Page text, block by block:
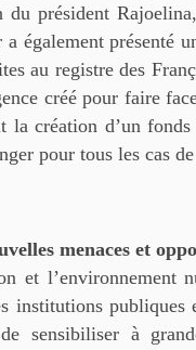
du président
a également présenté
au registre des
créé pour faire
la création d’un
pour tous les cas
menaces et
et l’environnement
institutions publiques
sensibiliser à